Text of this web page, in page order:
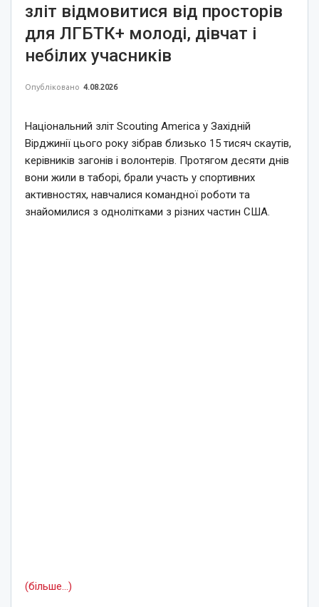
зліт відмовитися від просторів
для ЛГБТК+ молоді, дівчат і
небілих учасників
Опубліковано 4.08.2026
Національний зліт Scouting America у Західній
Вірджинії цього року зібрав близько 15 тисяч скаутів,
керівників загонів і волонтерів. Протягом десяти днів
вони жили в таборі, брали участь у спортивних
активностях, навчалися командної роботи та
знайомилися з однолітками з різних частин США.
(більше…)